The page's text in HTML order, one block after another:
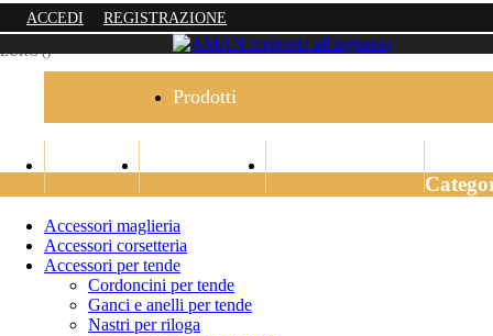
ACCEDI REGISTRAZIONE
EURO ()
Prodotti
Accessori maglieria
Accessori corsetteria
Accessori per tende
Cordoncini per tende
Ganci e anelli per tende
Nastri per riloga